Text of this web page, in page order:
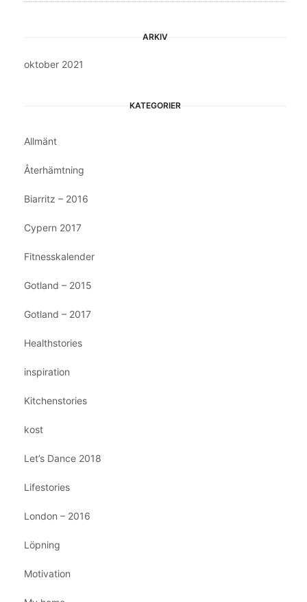
ARKIV
oktober 2021
KATEGORIER
Allmänt
Återhämtning
Biarritz – 2016
Cypern 2017
Fitnesskalender
Gotland – 2015
Gotland – 2017
Healthstories
inspiration
Kitchenstories
kost
Let’s Dance 2018
Lifestories
London – 2016
Löpning
Motivation